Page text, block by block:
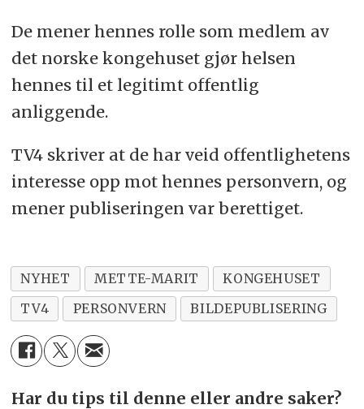
De mener hennes rolle som medlem av
det norske kongehuset gjør helsen
hennes til et legitimt offentlig
anliggende.
TV4 skriver at de har veid offentlighetens
interesse opp mot hennes personvern, og
mener publiseringen var berettiget.
NYHET METTE-MARIT
KONGEHUSET
TV4
PERSONVERN BILDEPUBLISERING
Har du tips til denne eller andre saker?